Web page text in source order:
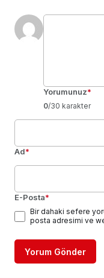
Yorumunuz*
0/30 karakter
Ad*
E-Posta*
Bir dahaki sefere
posta adresimi ve
Yorum Gönder